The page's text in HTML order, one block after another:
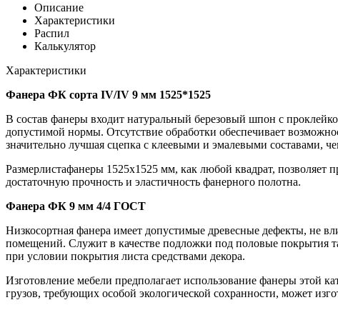
Описание
Характеристики
Распил
Калькулятор
Характеристики
Фанера ФК сорта IV/IV 9 мм 1525*1525
В состав фанеры входит натуральный березовый шпон с
допустимой нормы. Отсутствие обработки обеспечивает
значительно лучшая сцепка с клеевыми и эмалевыми составами,
Размерлистафанеры 1525х1525 мм, как любой квадрат, позволяет
достаточную прочность и эластичность фанерного полотна.
Фанера ФК 9 мм 4/4 ГОСТ
Низкосортная фанера имеет допустимые древесные дефекты, не
помещений. Служит в качестве подложки под половые покрытия
при условии покрытия листа средствами декора.
Изготовление мебели предполагает использование фанеры этой
грузов, требующих особой экологической сохранности, может